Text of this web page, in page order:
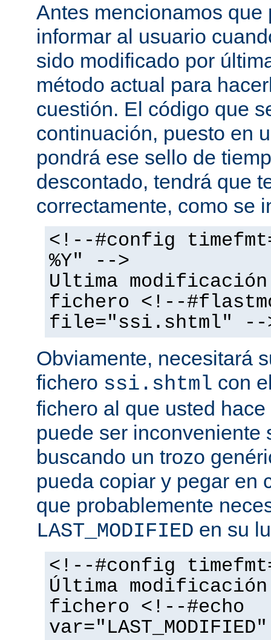
Antes mencionamos que
informar al usuario
sido modificado por
método actual para
cuestión. El código que
continuación, puesto en
pondrá ese sello de
descontado, tendrá que
correctamente, como se
<!--#config
%Y" -->
Ultima
fichero <!--
file="ssi.shtml" --
Obviamente, necesitará
fichero ssi.shtml con
fichero al que usted
puede ser inconveniente
buscando un trozo
pueda copiar y pegar en
que probablemente
LAST_MODIFIED en su
<!--#config
Última
fichero <!--#echo